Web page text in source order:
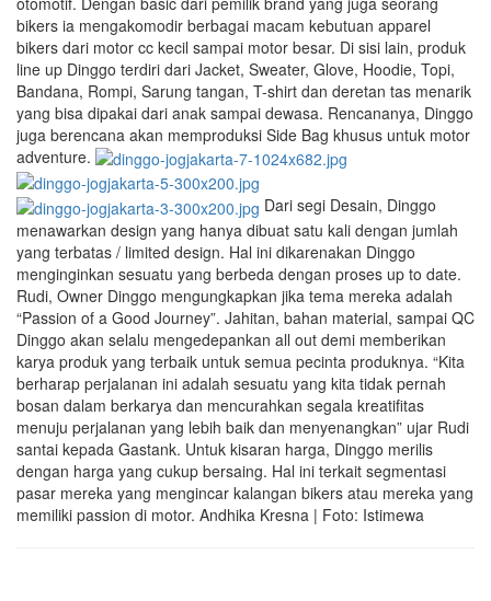
bikers ia mengakomodir berbagai macam kebutuan apparel
bikers dari motor cc kecil sampai motor besar. Di sisi lain, produk
line up Dinggo terdiri dari Jacket, Sweater, Glove, Hoodie, Topi,
Bandana, Rompi, Sarung tangan, T-shirt dan deretan tas menarik
yang bisa dipakai dari anak sampai dewasa. Rencananya, Dinggo
juga berencana akan memproduksi Side Bag khusus untuk motor
adventure.
Dari segi Desain, Dinggo
menawarkan design yang hanya dibuat satu kali dengan jumlah
yang terbatas / limited design. Hal ini dikarenakan Dinggo
menginginkan sesuatu yang berbeda dengan proses up to date.
Rudi, Owner Dinggo mengungkapkan jika tema mereka adalah
“Passion of a Good Journey”. Jahitan, bahan material, sampai QC
Dinggo akan selalu mengedepankan all out demi memberikan
karya produk yang terbaik untuk semua pecinta produknya. “Kita
berharap perjalanan ini adalah sesuatu yang kita tidak pernah
bosan dalam berkarya dan mencurahkan segala kreatifitas
menuju perjalanan yang lebih baik dan menyenangkan” ujar Rudi
santai kepada Gastank. Untuk kisaran harga, Dinggo merilis
dengan harga yang cukup bersaing. Hal ini terkait segmentasi
pasar mereka yang mengincar kalangan bikers atau mereka yang
memiliki passion di motor. Andhika Kresna | Foto: Istimewa